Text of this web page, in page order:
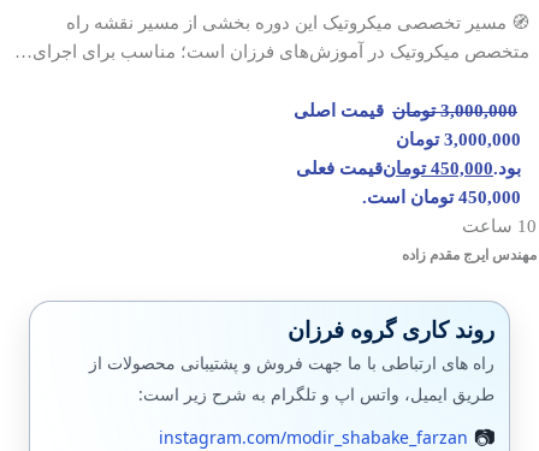
🧭 مسیر تخصصی میکروتیک این دوره بخشی از مسیر نقشه راه
متخصص میکروتیک در آموزش‌های فرزان است؛ مناسب برای اجرای…
3,000,000 تومان قیمت اصلی
3,000,000 تومان
بود.450,000 تومانقیمت فعلی
450,000 تومان است.
10 ساعت
مهندس ایرج مقدم زاده
روند کاری گروه فرزان
راه های ارتباطی با ما جهت فروش و پشتیبانی محصولات از
طریق ایمیل، واتس اپ و تلگرام به شرح زیر است:
instagram.com/modir_shabake_farzan